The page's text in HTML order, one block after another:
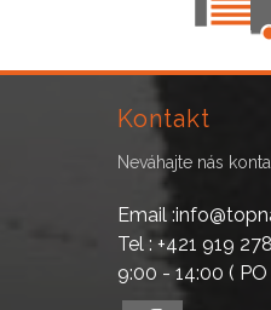
Kontakt
Neváhajte nás
Email
Tel : +421 919
9:00 - 14:00 ( PO